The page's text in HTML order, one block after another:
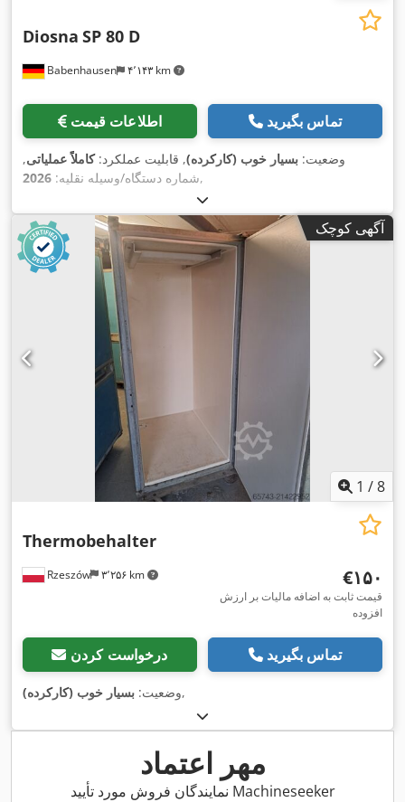
Babenhausen ۴٬۱۴۳ km
Diosna SP 80 D
اطلاعات قیمت تماس بگیرید
وضعیت: بسیار خوب (کارکرده), قابلیت عملکرد:کاملاً عملیاتی,
شماره دستگاه/وسیله نقلیه: 2026 ,
آگهی کوچک
1 /8
Rzeszów ۳٬۲۵۶ km
Thermobehalter
‎€۱۵۰
قیمت ثابت به اضافه مالیات بر ارزش
افزوده
درخواست کردن تماس بگیرید
وضعیت: بسیار خوب (کارکرده) ,
مهر اعتماد
نمایندگان فروش مورد تأیید Machineseeker